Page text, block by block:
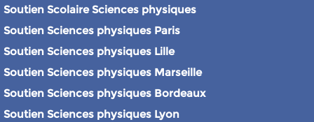
Soutien Scolaire Sciences physiques
Soutien Sciences physiques Paris
Soutien Sciences physiques Lille
Soutien Sciences physiques Marseille
Soutien Sciences physiques Bordeaux
Soutien Sciences physiques Lyon